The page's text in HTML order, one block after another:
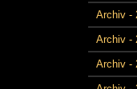
Archiv -
Archiv -
Archiv -